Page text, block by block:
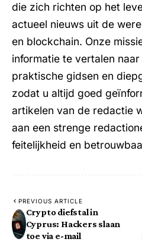
die zich richten op het
actueel nieuws uit de
en blockchain. Onze
informatie te vertalen
praktische gidsen en
zodat u altijd goed
artikelen van de redactie
aan een strenge
feitelijkheid en
PREVIOUS ARTICLE
Crypto diefstal in
Cyprus: Hackers slaan
toe via e-mail